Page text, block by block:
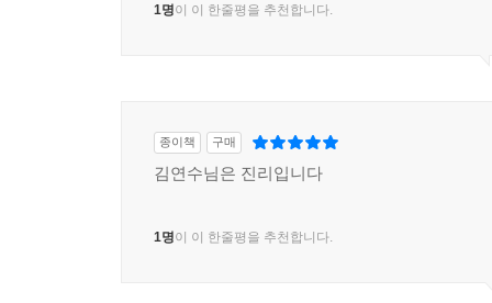
1명이 이 한줄평을 추천합니다.
종이책 구매
김연수님은 진리입니다
1명이 이 한줄평을 추천합니다.